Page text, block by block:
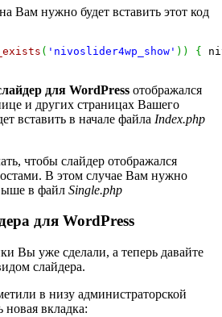
Вам нужно будет вставить этот код
( 'nivoslider4wp_show' ) ) {
для WordPress отображался
и других страницах Вашего
вставить в начале файла Index.php
чтобы слайдер отображался
В этом случае Вам нужно
в файл Single.php
для WordPress
Вы уже сделали, а теперь давайте
слайдера.
в низу администраторской
новая вкладка: